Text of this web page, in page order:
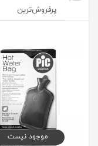
پرفروش‌ترین‌
موجود نیست